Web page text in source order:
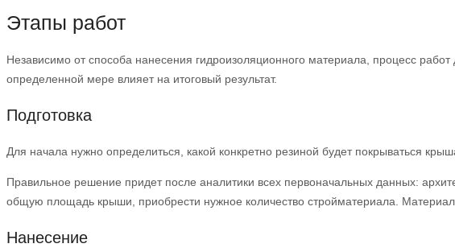
Этапы работ
Независимо от способа нанесения гидроизоляционного материала, процесс
определенной мере влияет на итоговый результат.
Подготовка
Для начала нужно определиться, какой конкретно резиной будет покрываться
Правильное решение придет после аналитики всех первоначальных данных:
общую площадь крыши, приобрести нужное количество стройматериала.
Нанесение